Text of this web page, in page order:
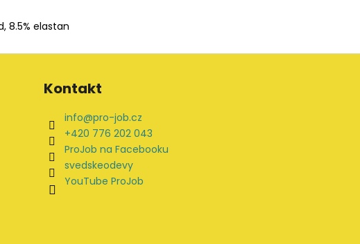
8.5% elastan
Kontakt
info@pro-job.cz
+420 776 202 043
ProJob na Facebooku
svedskeodevy
YouTube ProJob